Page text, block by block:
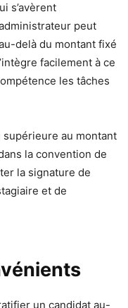
s’avèrent
peut
delà du montant fixé
facilement à ce
les tâches
au montant
la convention de
la signature de
et de
un candidat au-